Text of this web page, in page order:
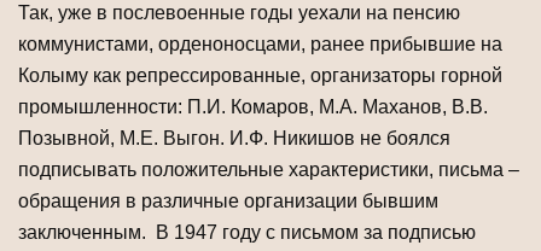
Так, уже в послевоенные годы уехали на пенсию
коммунистами, орденоносцами, ранее прибывшие на
Колыму как репрессированные, организаторы горной
промышленности: П.И. Комаров, М.А. Маханов, В.В.
Позывной, М.Е. Выгон. И.Ф. Никишов не боялся
подписывать положительные характеристики, письма –
обращения в различные организации бывшим
заключенным. В 1947 году с письмом за подписью